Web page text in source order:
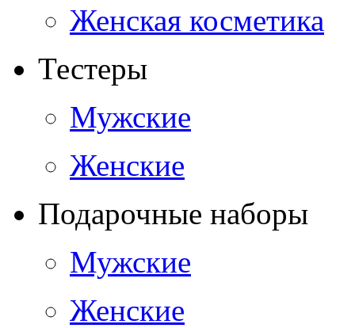
Женская косметика
Тестеры
Мужские
Женские
Подарочные наборы
Мужские
Женские